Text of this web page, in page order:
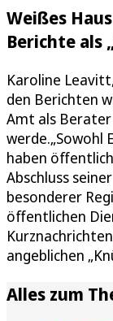
Weißes
Berichte als
Karoline
den Berichten
Amt als
werde.„Sowohl
haben
Abschluss
besonderer
öffentlichen
angeblichen
Alles zum